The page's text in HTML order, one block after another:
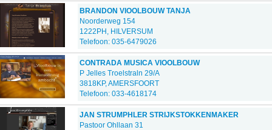
BRANDON VIOOLBOUW TANJA
Noorderweg 154
1222PH, HILVERSUM
Telefoon: 035-6479026
CONTRADA MUSICA VIOOLBOUW
P Jelles Troelstraln 29/A
3818KP, AMERSFOORT
Telefoon: 033-4618174
JAN STRUMPHLER STRIJKSTOKKENMAKER
Pastoor Ohllaan 31